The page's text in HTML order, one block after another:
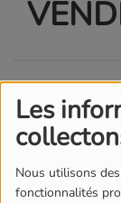
Les
Nous utilisons
fonctionnalités